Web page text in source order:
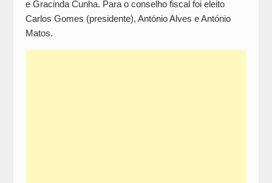
e Gracinda Cunha. Para o conselho fiscal foi eleito
Carlos Gomes (presidente), António Alves e António
Matos.